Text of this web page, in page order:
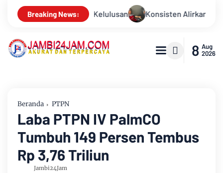
Breaking News:
Alirkan Kepedulian, Sinsen Gelar Donor Darah ke-23
8 Aug
2026
Beranda PTPN
Laba PTPN IV PalmCO
Tumbuh 149 Persen Tembus
Rp 3,76 Triliun
Jambi24Jam